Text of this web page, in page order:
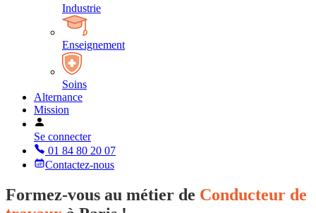
Industrie
Enseignement
Soins
Alternance
Mission
Se connecter
01 84 80 20 07
Contactez-nous
Formez-vous au métier de Conducteur de